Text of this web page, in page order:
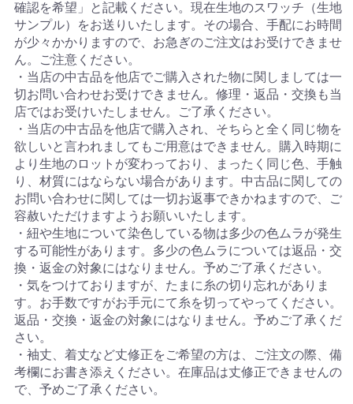
確認を希望」と記載ください。現在生地のスワッチ（生地
サンプル）をお送りいたします。その場合、手配にお時間
が少々かかりますので、お急ぎのご注文はお受けできませ
ん。ご注意ください。
・当店の中古品を他店でご購入された物に関しましては一
切お問い合わせお受けできません。修理・返品・交換も当
店ではお受けいたしません。ご了承ください。
・当店の中古品を他店で購入され、そちらと全く同じ物を
欲しいと言われましてもご用意はできません。購入時期に
より生地のロットが変わっており、まったく同じ色、手触
り、材質にはならない場合があります。中古品に関しての
お問い合わせに関しては一切お返事できかねますので、ご
容赦いただけますようお願いいたします。
・紐や生地について染色している物は多少の色ムラが発生
する可能性があります。多少の色ムラについては返品・交
換・返金の対象にはなりません。予めご了承ください。
・気をつけておりますが、たまに糸の切り忘れがありま
す。お手数ですがお手元にて糸を切ってやってください。
返品・交換・返金の対象にはなりません。予めご了承くだ
さい。
・袖丈、着丈など丈修正をご希望の方は、ご注文の際、備
考欄にお書き添えください。在庫品は丈修正できませんの
で、予めご了承ください。